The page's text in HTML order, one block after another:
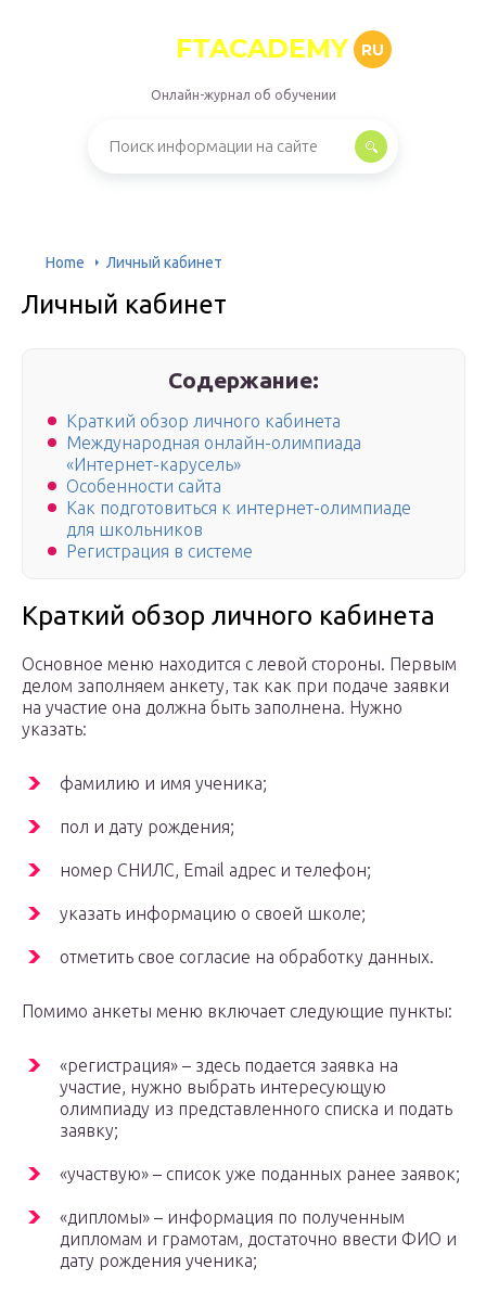
FTACADEMY RU
Онлайн-журнал об обучении
Home Личный кабинет
Личный кабинет
Содержание:
Краткий обзор личного кабинета
Международная онлайн-олимпиада
«Интернет-карусель»
Особенности сайта
Как подготовиться к интернет-олимпиаде
для школьников
Регистрация в системе
Краткий обзор личного кабинета
Основное меню находится с левой стороны. Первым
делом заполняем анкету, так как при подаче заявки
на участие она должна быть заполнена. Нужно
указать:
фамилию и имя ученика;
пол и дату рождения;
номер СНИЛС, Email адрес и телефон;
указать информацию о своей школе;
отметить свое согласие на обработку данных.
Помимо анкеты меню включает следующие пункты:
«регистрация» – здесь подается заявка на
участие, нужно выбрать интересующую
олимпиаду из представленного списка и подать
заявку;
«участвую» – список уже поданных ранее заявок;
«дипломы» – информация по полученным
дипломам и грамотам, достаточно ввести ФИО и
дату рождения ученика;